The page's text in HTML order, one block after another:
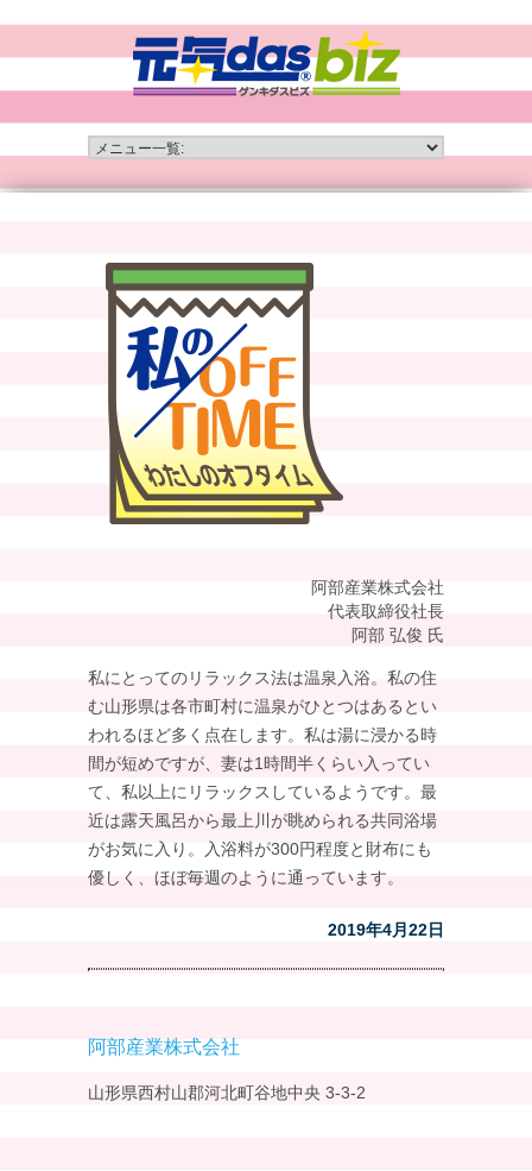
阿部産業株式会社
代表取締役社長
阿部 弘俊 氏
私にとってのリラックス法は温泉入浴。私の住
む山形県は各市町村に温泉がひとつはあるとい
われるほど多く点在します。私は湯に浸かる時
間が短めですが、妻は1時間半くらい入ってい
て、私以上にリラックスしているようです。最
近は露天風呂から最上川が眺められる共同浴場
がお気に入り。入浴料が300円程度と財布にも
優しく、ほぼ毎週のように通っています。
2019年4月22日
阿部産業株式会社
山形県西村山郡河北町谷地中央 3-3-2